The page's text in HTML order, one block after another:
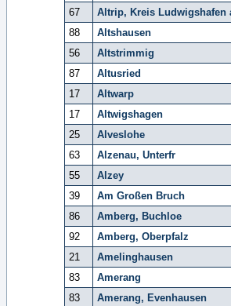
67
Altrip, Kreis Ludwigshafen
88
Altshausen
56
Altstrimmig
87
Altusried
17
Altwarp
17
Altwigshagen
25
Alveslohe
63
Alzenau, Unterfr
55
Alzey
39
Am Großen Bruch
86
Amberg, Buchloe
92
Amberg, Oberpfalz
21
Amelinghausen
83
Amerang
83
Amerang, Evenhausen